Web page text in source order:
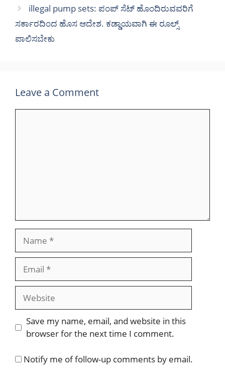
illegal pump sets: ಪಂಪ್ ಸೆಟ್ ಹೊಂದಿರುವವರಿಗೆ
ಸರ್ಕಾರದಿಂದ ಹೊಸ ಆದೇಶ. ಕಡ್ಡಾಯವಾಗಿ ಈ ರೂಲ್ಸ್
ಪಾಲಿಸಬೇಕು
Leave a Comment
Website
Save my name, email, and website in this
browser for the next time I comment.
Notify me of follow-up comments by email.